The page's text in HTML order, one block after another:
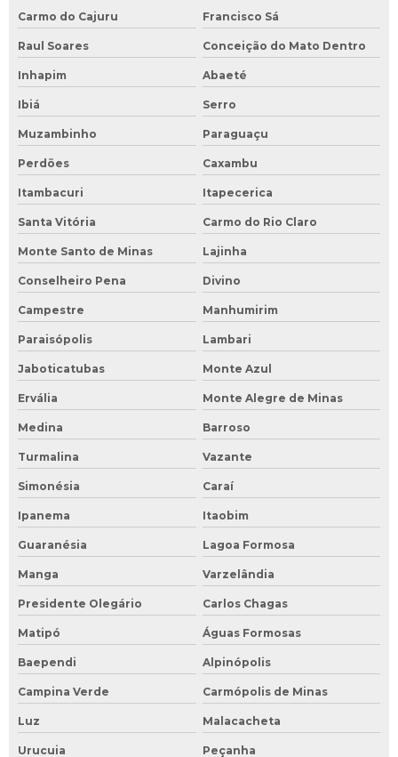
Carmo do Cajuru Francisco Sá
Raul Soares Conceição do Mato Dentro
Inhapim Abaeté
Ibiá Serro
Muzambinho Paraguaçu
Perdões Caxambu
Itambacuri Itapecerica
Santa Vitória Carmo do Rio Claro
Monte Santo de Minas Lajinha
Conselheiro Pena Divino
Campestre Manhumirim
Paraisópolis Lambari
Jaboticatubas Monte Azul
Ervália Monte Alegre de Minas
Medina Barroso
Turmalina Vazante
Simonésia Caraí
Ipanema Itaobim
Guaranésia Lagoa Formosa
Manga Varzelândia
Presidente Olegário Carlos Chagas
Matipó Águas Formosas
Baependi Alpinópolis
Campina Verde Carmópolis de Minas
Luz Malacacheta
Urucuia Peçanha